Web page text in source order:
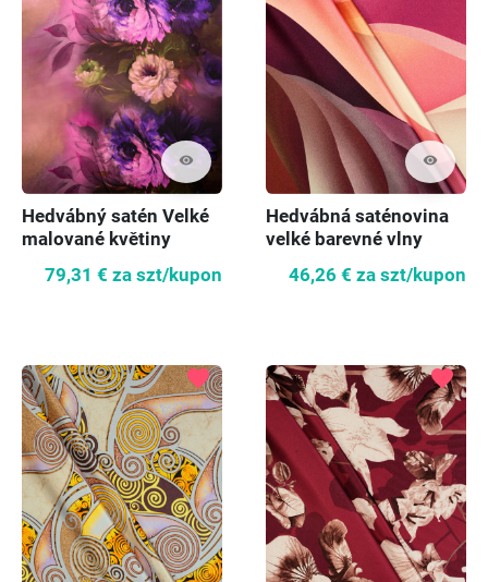
visibility
Hedvábný satén Velké
malované květiny
79,31 € za szt/kupon
visibility
Hedvábná saténovina
velké barevné vlny
46,26 € za szt/kupon
favorite favorite